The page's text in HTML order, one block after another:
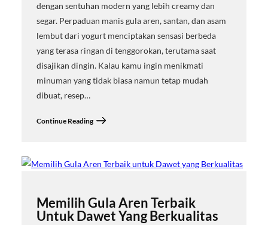
dengan sentuhan modern yang lebih creamy dan
segar. Perpaduan manis gula aren, santan, dan asam
lembut dari yogurt menciptakan sensasi berbeda
yang terasa ringan di tenggorokan, terutama saat
disajikan dingin. Kalau kamu ingin menikmati
minuman yang tidak biasa namun tetap mudah
dibuat, resep…
Continue Reading
Memilih Gula Aren Terbaik
Untuk Dawet Yang Berkualitas